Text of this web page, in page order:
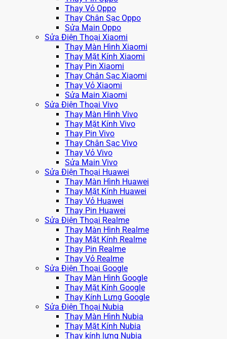
Thay Vỏ Oppo
Thay Chân Sạc Oppo
Sửa Main Oppo
Sửa Điện Thoại Xiaomi
Thay Màn Hình Xiaomi
Thay Mặt Kính Xiaomi
Thay Pin Xiaomi
Thay Chân Sạc Xiaomi
Thay Vỏ Xiaomi
Sửa Main Xiaomi
Sửa Điện Thoại Vivo
Thay Màn Hình Vivo
Thay Mặt Kính Vivo
Thay Pin Vivo
Thay Chân Sạc Vivo
Thay Vỏ Vivo
Sửa Main Vivo
Sửa Điện Thoại Huawei
Thay Màn Hình Huawei
Thay Mặt Kính Huawei
Thay Vỏ Huawei
Thay Pin Huawei
Sửa Điện Thoại Realme
Thay Màn Hình Realme
Thay Mặt Kính Realme
Thay Pin Realme
Thay Vỏ Realme
Sửa Điện Thoại Google
Thay Màn Hình Google
Thay Mặt Kính Google
Thay Kính Lưng Google
Sửa Điện Thoại Nubia
Thay Màn Hình Nubia
Thay Mặt Kính Nubia
Thay kính lưng Nubia